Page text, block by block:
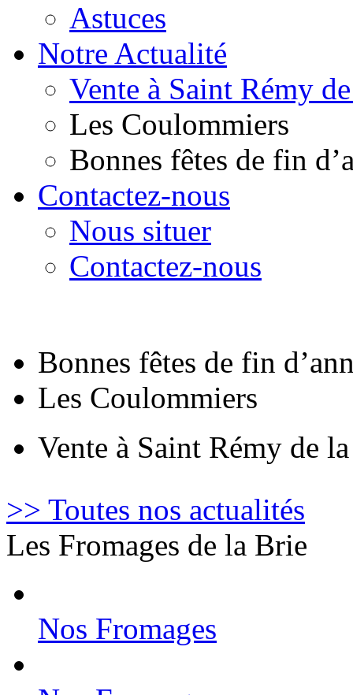
Astuces
Notre Actualité
Vente à Saint Rémy
Les Coulommiers
Bonnes fêtes de fin
Contactez-nous
Nous situer
Contactez-nous
Bonnes fêtes de fin
Les Coulommiers
Vente à Saint Rémy de
>> Toutes nos actualités
Les Fromages de la Brie
Nos Fromages